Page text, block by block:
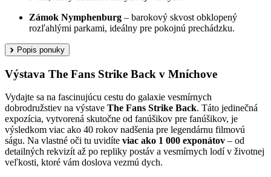
Zámok Nymphenburg – barokový skvost obklopený
rozľahlými parkami, ideálny pre pokojnú prechádzku.
Popis ponuky
Výstava The Fans Strike Back v Mníchove
Vydajte sa na fascinujúcu cestu do galaxie vesmírnych
dobrodružstiev na výstave The Fans Strike Back. Táto jedinečná
expozícia, vytvorená skutočne od fanúšikov pre fanúšikov, je
výsledkom viac ako 40 rokov nadšenia pre legendárnu filmovú
ságu. Na vlastné oči tu uvidíte viac ako 1 000 exponátov – od
detailných rekvizít až po repliky postáv a vesmírnych lodí v životnej
veľkosti, ktoré vám doslova vezmú dych.